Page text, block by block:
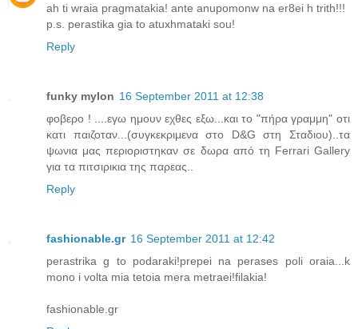
ah ti wraia pragmatakia! ante anupomonw na er8ei h trith!!!
p.s. perastika gia to atuxhmataki sou!
Reply
funky mylon 16 September 2011 at 12:38
φοβερο ! ....εγω ημουν εχθες εξω...και το "πήρα γραμμη" οτι
κατι παιζοταν...(συγκεκριμενα στο D&G στη Σταδιου)..τα
ψωνια μας περιοριστηκαν σε δωρα από τη Ferrari Gallery
για τα πιτσιρικια της παρεας..
Reply
fashionable.gr 16 September 2011 at 12:42
perastrika g to podaraki!prepei na perases poli oraia...k
mono i volta mia tetoia mera metraei!filakia!
fashionable.gr